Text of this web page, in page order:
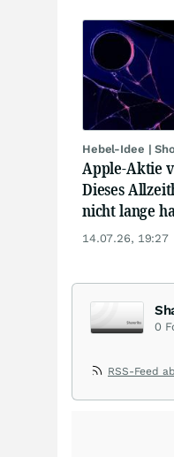
Hebel-Idee |
Apple-Aktie
Dieses
nicht lange
14.07.26, 19:27
0
RSS-Feed